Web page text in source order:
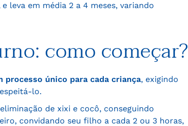
leva em média 2 a 4 meses, variando
como começar?
processo único para cada criança, exigindo
lo.
de xixi e cocô, conseguindo
convidando seu filho a cada 2 ou 3 horas,